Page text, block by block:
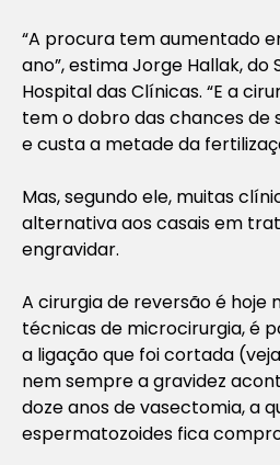
“A procura tem aumentado
ano”, estima Jorge Hallak, do
Hospital das Clínicas. “E a
tem o dobro das chances de
e custa a metade da
Mas, segundo ele, muitas
alternativa aos casais em
engravidar.
A cirurgia de reversão é hoje
técnicas de microcirurgia, é
a ligação que foi cortada
nem sempre a gravidez
doze anos de vasectomia, a
espermatozoides fica